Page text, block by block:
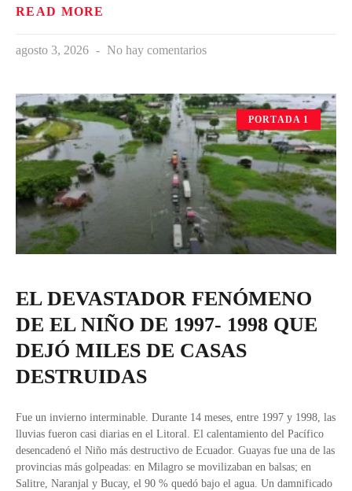
READ MORE
agosto 3, 2026 No hay comentarios
PORTADA 1
EL DEVASTADOR FENÓMENO
DE EL NIÑO DE 1997- 1998 QUE
DEJÓ MILES DE CASAS
DESTRUIDAS
Fue un invierno interminable. Durante 14 meses, entre 1997 y 1998, las
lluvias fueron casi diarias en el Litoral. El calentamiento del Pacífico
desencadenó el Niño más destructivo de Ecuador. Guayas fue una de las
provincias más golpeadas: en Milagro se movilizaban en balsas; en
Salitre, Naranjal y Bucay, el 90 % quedó bajo el agua. Un damnificado